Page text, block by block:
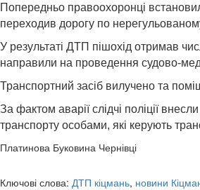
Попередньо правоохоронці
переходив дорогу по
У результаті ДТП пішохід отримав
направили на проведення судово-
Транспортний засіб вилучено та
За фактом аварії слідчі поліції
транспорту особами, які керують
Платинова Буковина Чернівці
Ключові слова: ДТП кіцмань, новини